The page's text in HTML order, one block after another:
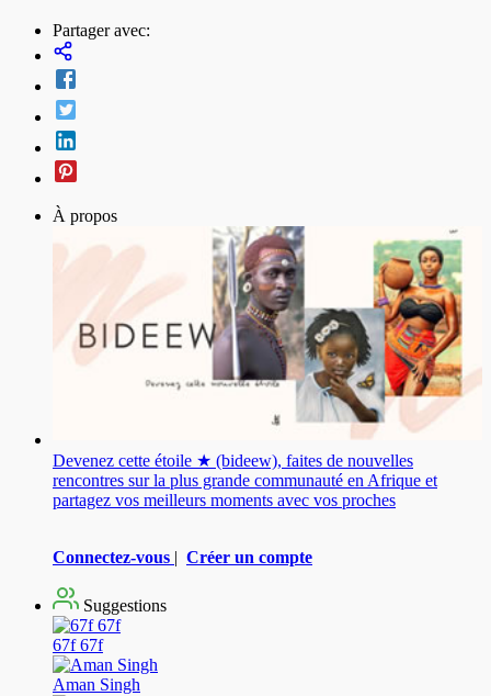
Partager avec:
À propos
Devenez cette étoile ★ (bideew), faites de nouvelles
rencontres sur la plus grande communauté en Afrique et
partagez vos meilleurs moments avec vos proches
Connectez-vous | Créer un compte
Suggestions
67f 67f
Aman Singh